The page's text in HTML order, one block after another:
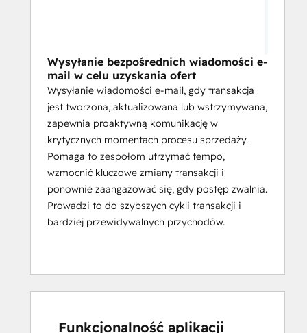
Wysyłanie bezpośrednich wiadomości e-
mail w celu uzyskania ofert
Wysyłanie wiadomości e-mail, gdy transakcja
jest tworzona, aktualizowana lub wstrzymywana,
zapewnia proaktywną komunikację w
krytycznych momentach procesu sprzedaży.
Pomaga to zespołom utrzymać tempo,
wzmocnić kluczowe zmiany transakcji i
ponownie zaangażować się, gdy postęp zwalnia.
Prowadzi to do szybszych cykli transakcji i
bardziej przewidywalnych przychodów.
Funkcjonalność aplikacji